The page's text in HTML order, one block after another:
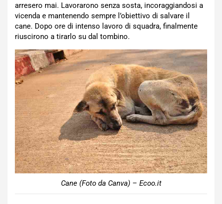
arresero mai. Lavorarono senza sosta, incoraggiandosi a
vicenda e mantenendo sempre l’obiettivo di salvare il
cane. Dopo ore di intenso lavoro di squadra, finalmente
riuscirono a tirarlo su dal tombino.
Cane (Foto da Canva) – Ecoo.it